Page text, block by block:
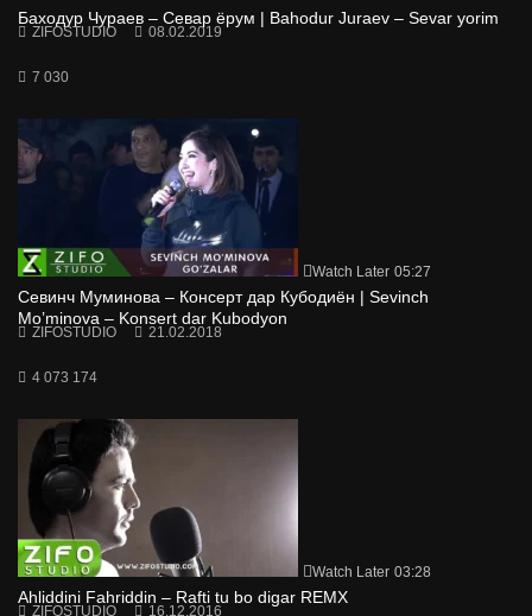
Баходур Чураев – Севар ёрум | Bahodur Juraev – Sevar yorim
ZIFOSTUDIO 08.02.2019
7 030
Watch Later 05:27
Севинч Муминова – Консерт дар Кубодиён | Sevinch
Mo’minova – Konsert dar Kubodyon
ZIFOSTUDIO 21.02.2018
4 073 174
Watch Later 03:28
Ahliddini Fahriddin – Rafti tu bo digar REMX
ZIFOSTUDIO 16.12.2016